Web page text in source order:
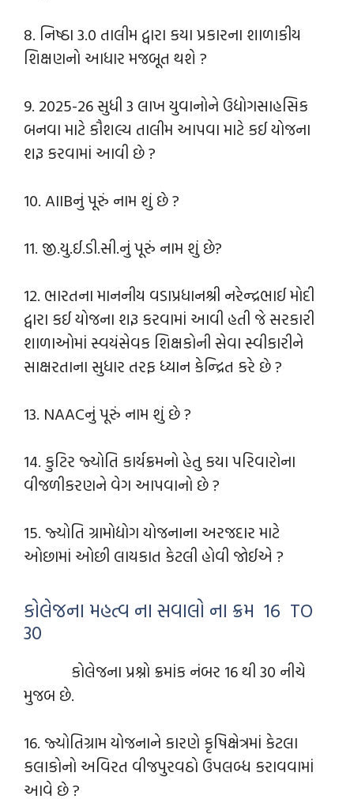
8. નિષ્ઠા 3.0 તાલીમ દ્વારા કયા પ્રકારના શાળાકીય
શિક્ષણનો આધાર મજબૂત થશે ?
9. 2025-26 સુધી 3 લાખ યુવાનોને ઉદ્યોગસાહસિક
બનવા માટે કૌશલ્ય તાલીમ આપવા માટે કઈ યોજના
શરૂ કરવામાં આવી છે ?
10. AIIBનું પૂરું નામ શું છે ?
11. જી.યુ.ઈ.ડી.સી.નું પૂરું નામ શું છે?
12. ભારતના માનનીય વડાપ્રધાનશ્રી નરેન્દ્રભાઈ મોદી
દ્વારા કઈ યોજના શરૂ કરવામાં આવી હતી જે સરકારી
શાળાઓમાં સ્વયંસેવક શિક્ષકોની સેવા સ્વીકારીને
સાક્ષરતાના સુધાર તરફ ધ્યાન કેન્દ્રિત કરે છે ?
13. NAACનું પૂરું નામ શું છે ?
14. કુટિર જ્યોતિ કાર્યક્રમનો હેતુ કયા પરિવારોના
વીજળીકરણને વેગ આપવાનો છે ?
15. જ્યોતિ ગ્રામોદ્યોગ યોજનાના અરજદાર માટે
ઓછામાં ઓછી લાયકાત કેટલી હોવી જોઈએ ?
કોલેજના મહત્વ ના સવાલો ના ક્રમ 16 TO
30
કોલેજના પ્રશ્નો ક્રમાંક નંબર 16 થી 30 નીચે
મુજબ છે.
16. જ્યોતિગ્રામ યોજનાને કારણે કૃષિક્ષેત્રમાં કેટલા
કલાકોનો અવિરત વીજપુરવઠો ઉપલબ્ધ કરાવવામાં
આવે છે ?